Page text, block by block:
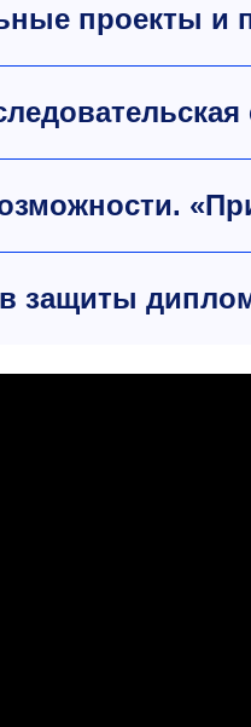
проекты и
защиты